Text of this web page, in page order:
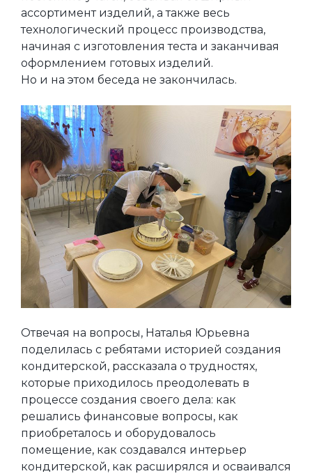
ассортимент изделий, а также весь
технологический процесс производства,
начиная с изготовления теста и заканчивая
оформлением готовых изделий.
Но и на этом беседа не закончилась.
Отвечая на вопросы, Наталья Юрьевна
поделилась с ребятами историей создания
кондитерской, рассказала о трудностях,
которые приходилось преодолевать в
процессе создания своего дела: как
решались финансовые вопросы, как
приобреталось и оборудовалось
помещение, как создавался интерьер
кондитерской, как расширялся и осваивался